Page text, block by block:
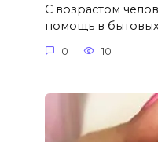
С возрастом
помощь в
0 10